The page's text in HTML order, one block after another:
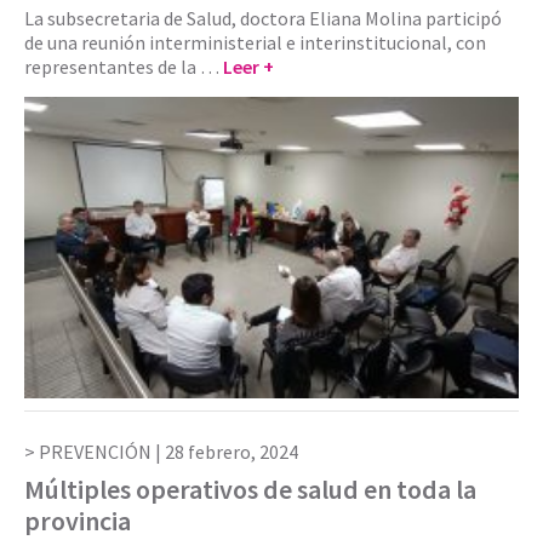
La subsecretaria de Salud, doctora Eliana Molina participó
de una reunión interministerial e interinstitucional, con
representantes de la … Leer +
PREVENCIÓN | 28 febrero, 2024
Múltiples operativos de salud en toda la
provincia